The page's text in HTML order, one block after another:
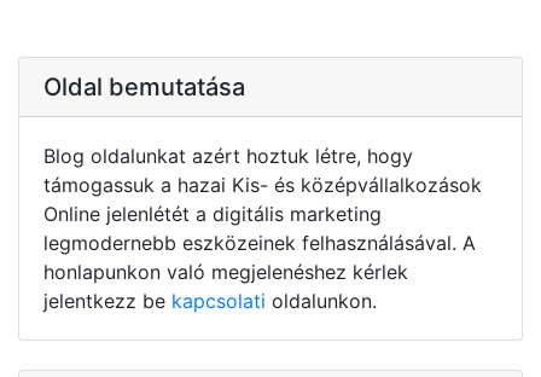
Oldal bemutatása
Blog oldalunkat azért hoztuk létre, hogy
támogassuk a hazai Kis- és középvállalkozások
Online jelenlétét a digitális marketing
legmodernebb eszközeinek felhasználásával. A
honlapunkon való megjelenéshez kérlek
jelentkezz be kapcsolati oldalunkon.